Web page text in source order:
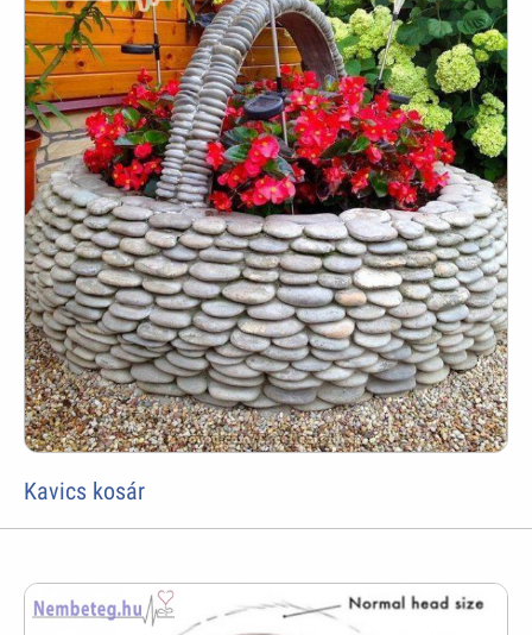
Kavics kosár